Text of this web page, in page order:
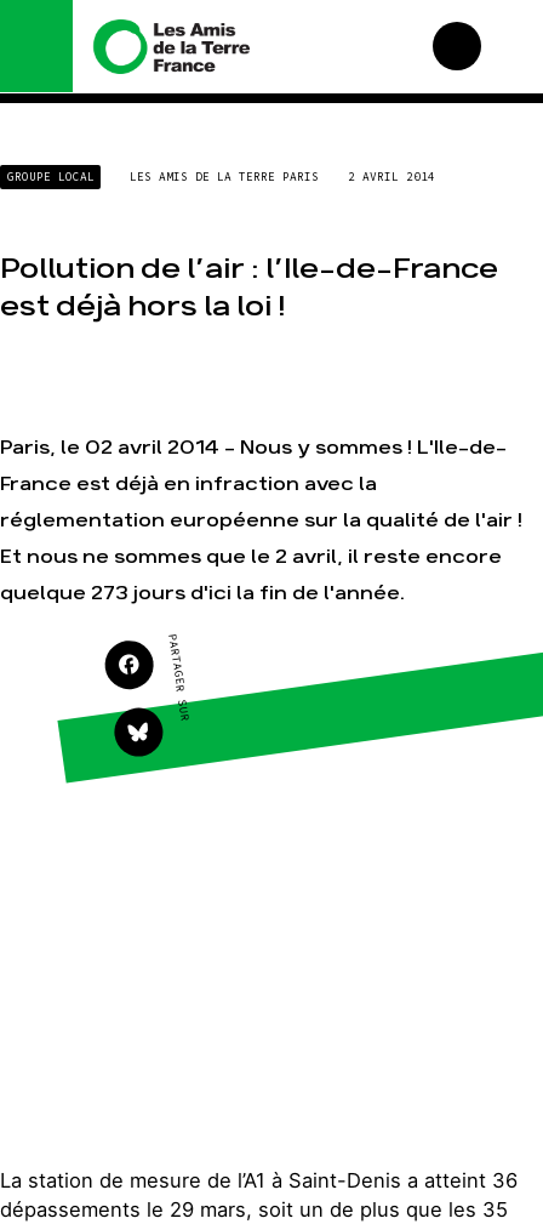
Nous connaître
Histoire
Missions et méthodes
Valeurs
Nos alliés
la Terre
grand enfumage
Faire un don
S'engager sur le
terrain
Agir au quotidien
Soutenir les
campagnes
Transmettre tout ou
Agriculture
Multinationales
GROUPE LOCAL LES AMIS DE LA TERRE PARIS 2 AVRIL 2014
Pollution de l’air : l’Ile-de-France
est déjà hors la loi !
Paris, le 02 avril 2014 - Nous y sommes ! L'Ile-de-
France est déjà en infraction avec la
réglementation européenne sur la qualité de l'air !
Et nous ne sommes que le 2 avril, il reste encore
quelque 273 jours d'ici la fin de l'année.
PARTAGER SUR
La station de mesure de l’A1 à Saint-Denis a atteint 36
dépassements le 29 mars, soit un de plus que les 35